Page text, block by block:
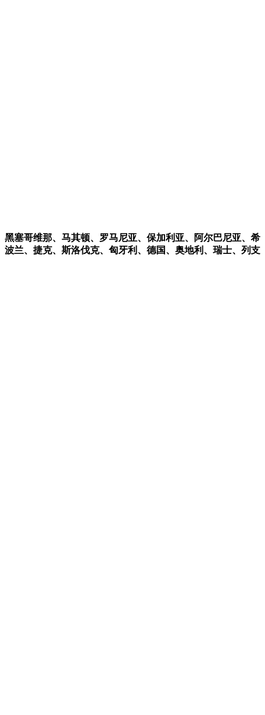
塞哥维那、马其顿、罗马尼亚、保加利亚、阿尔巴尼亚、希
兰、捷克、斯洛伐克、匈牙利、德国、奥地利、瑞士、列支